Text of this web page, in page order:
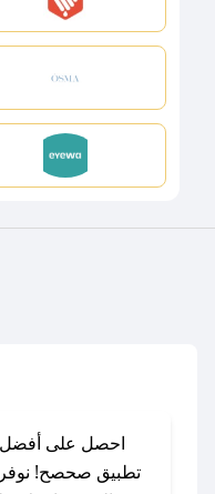
احصل على أفضل
تطبيق صحصح!